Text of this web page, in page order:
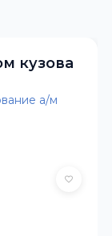
кузова
а/м